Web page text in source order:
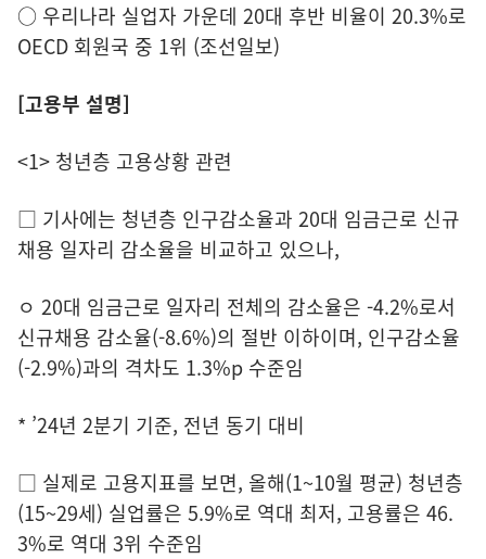
○ 우리나라 실업자 가운데 20대 후반 비율이 20.3%로
OECD 회원국 중 1위 (조선일보)
[고용부 설명]
<1> 청년층 고용상황 관련
□ 기사에는 청년층 인구감소율과 20대 임금근로 신규
채용 일자리 감소율을 비교하고 있으나,
ㅇ 20대 임금근로 일자리 전체의 감소율은 -4.2%로서
신규채용 감소율(-8.6%)의 절반 이하이며, 인구감소율
(-2.9%)과의 격차도 1.3%p 수준임
* ’24년 2분기 기준, 전년 동기 대비
□ 실제로 고용지표를 보면, 올해(1~10월 평균) 청년층
(15~29세) 실업률은 5.9%로 역대 최저, 고용률은 46.
3%로 역대 3위 수준임